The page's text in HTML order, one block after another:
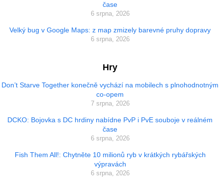
čase
6 srpna, 2026
Velký bug v Google Maps: z map zmizely barevné pruhy dopravy
6 srpna, 2026
Hry
Don’t Starve Together konečně vychází na mobilech s plnohodnotným
co-opem
7 srpna, 2026
DCKO: Bojovka s DC hrdiny nabídne PvP i PvE souboje v reálném
čase
6 srpna, 2026
Fish Them All!: Chytněte 10 milionů ryb v krátkých rybářských
výpravách
6 srpna, 2026